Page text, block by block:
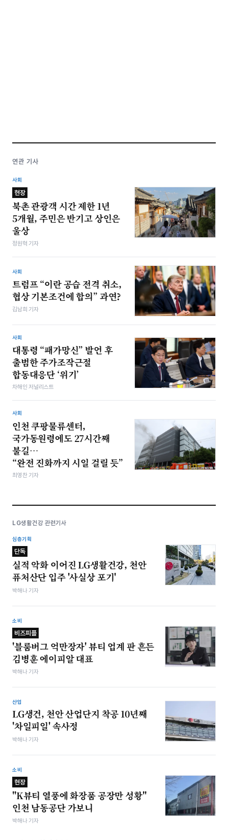
연관 기사
사회
현장
북촌 관광객 시간 제한 1년
5개월, 주민은 반기고 상인은
울상
정원혁 기자
사회
트럼프 “이란 공습 전격 취소,
협상 기본조건에 합의” 과연?
김남희 기자
사회
대통령 “패가망신” 발언 후
출범한 주가조작근절
합동대응단 ‘위기’
차해인 저널리스트
사회
인천 쿠팡물류센터,
국가동원령에도 27시간째
불길…
“완전 진화까지 시일 걸릴 듯”
최영찬 기자
LG생활건강 관련기사
심층기획
단독
실적 악화 이어진 LG생활건강, 천안
퓨처산단 입주 '사실상 포기'
박해나 기자
소비
비즈피플
'블룸버그 억만장자' 뷰티 업계 판 흔든
김병훈 에이피알 대표
박해나 기자
산업
LG생건, 천안 산업단지 착공 10년째
'차일피일' 속사정
박해나 기자
소비
현장
"K뷰티 열풍에 화장품 공장만 성황"
인천 남동공단 가보니
박해나 기자